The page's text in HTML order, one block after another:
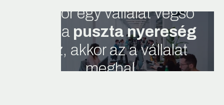
amikor egy vállalat végső
célja apuszta nyereség
lesz, akkor az a vállalat
meghal.